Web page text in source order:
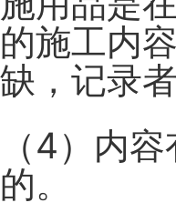
的施工内
缺，记录
（4）内
的。